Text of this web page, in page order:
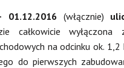
01.12.2016 (włącznie)
całkowicie wyłączona
na odcinku ok. 1,2
do pierwszych